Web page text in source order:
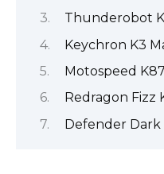
Thunderobot
Keychron K3
Motospeed
Redragon Fizz
Defender Dark